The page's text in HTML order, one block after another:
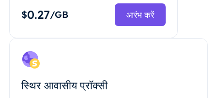
$0.27/GB आरंभ करें
स्थिर आवासीय प्रॉक्सी